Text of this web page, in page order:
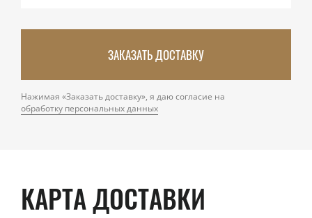
ЗАКАЗАТЬ ДОСТАВКУ
Нажимая «Заказать доставку», я даю согласие на
обработку персональных данных
КАРТА ДОСТАВКИ